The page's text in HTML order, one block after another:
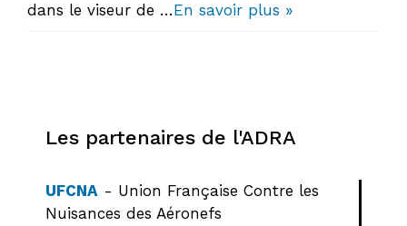
dans le viseur de …En savoir plus »
Les partenaires de l'ADRA
UFCNA - Union Française Contre les
Nuisances des Aéronefs